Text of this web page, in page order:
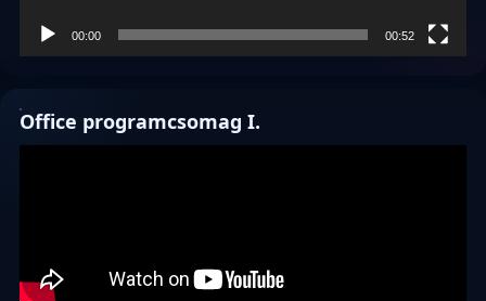
00:00 00:52
Office programcsomag I.